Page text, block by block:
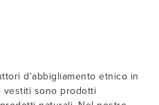
d'abbigliamento etnico in
vestiti sono prodotti